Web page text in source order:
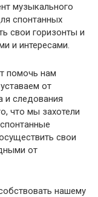
музыкального
спонтанных
свои горизонты и
и интересами.
помочь нам
от
и следования
что мы захотели
свои
от
нашему